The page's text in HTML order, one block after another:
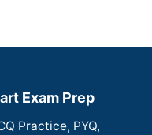
Exam Prep
Practice, PYQ,